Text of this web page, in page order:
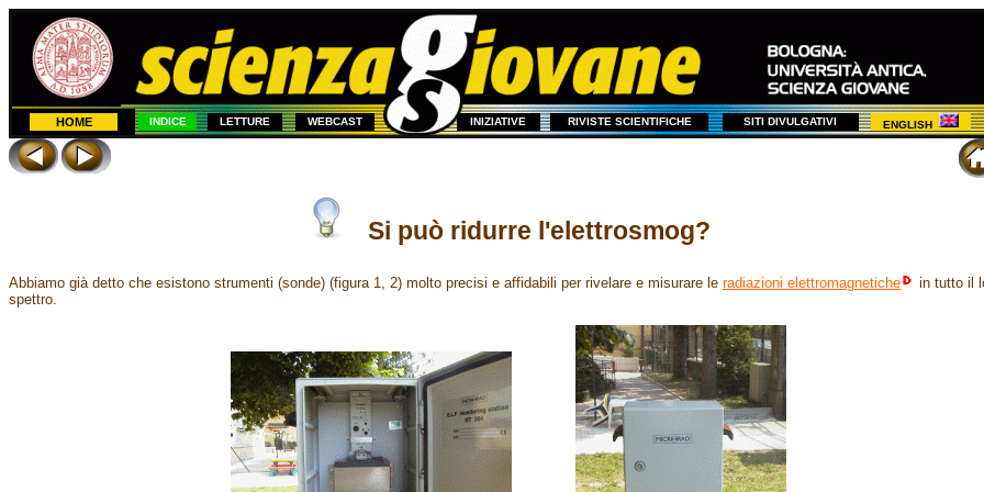
HOME INDICE LETTURE WEBCAST INIZIATIVE RIVISTE SCIENTIFICHE SITI DIVULGATIVI ENGLISH
Si può ridurre l'elettrosmog?
Abbiamo già detto che esistono strumenti (sonde) (figura 1, 2) molto precisi e affidabili per rivelare e misurare le radiazioni elettromagnetiche
in tutto il
spettro.